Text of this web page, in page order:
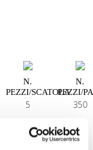
N.
PEZZI/SCATOLA
5
N.
PEZZI/
350